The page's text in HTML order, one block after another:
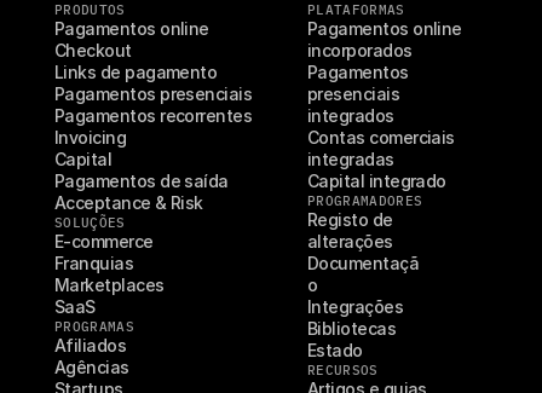
PRODUTOS
Pagamentos online
Checkout
Links de pagamento
Pagamentos presenciais
Pagamentos recorrentes
Invoicing
Capital
Pagamentos de saída
Acceptance & Risk
SOLUÇÕES
E-commerce
Franquias
Marketplaces
SaaS
PROGRAMAS
Afiliados
Agências
Startups
PLATAFORMAS
Pagamentos online
incorporados
Pagamentos
presenciais
integrados
Contas comerciais
integradas
Capital integrado
PROGRAMADORES
Registo de
alterações
Documentaçã
o
Integrações
Bibliotecas
Estado
RECURSOS
Artigos e guias